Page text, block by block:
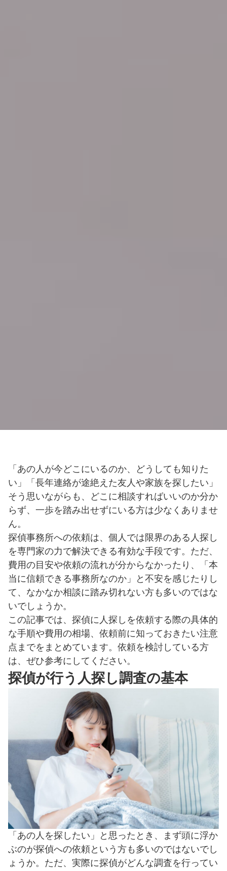
「あの人が今どこにいるのか、どうしても知りた
い」「長年連絡が途絶えた友人や家族を探したい」
そう思いながらも、どこに相談すればいいのか分か
らず、一歩を踏み出せずにいる方は少なくありませ
ん。
探偵事務所への依頼は、個人では限界のある人探し
を専門家の力で解決できる有効な手段です。ただ、
費用の目安や依頼の流れが分からなかったり、「本
当に信頼できる事務所なのか」と不安を感じたりし
て、なかなか相談に踏み切れない方も多いのではな
いでしょうか。
この記事では、探偵に人探しを依頼する際の具体的
な手順や費用の相場、依頼前に知っておきたい注意
点までをまとめています。依頼を検討している方
は、ぜひ参考にしてください。
探偵が行う人探し調査の基本
「あの人を探したい」と思ったとき、まず頭に浮か
ぶのが探偵への依頼という方も多いのではないでし
ょうか。ただ、実際に探偵がどんな調査を行ってい